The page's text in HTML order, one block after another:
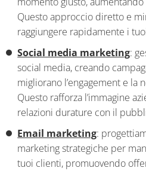
Questo approccio diretto e
raggiungere rapidamente i
Social media marketing:
social media, creando
migliorano l’engagement e la
Questo rafforza l’immagine
relazioni durature con il
Email marketing:
marketing strategiche per
tuoi clienti, promuovendo